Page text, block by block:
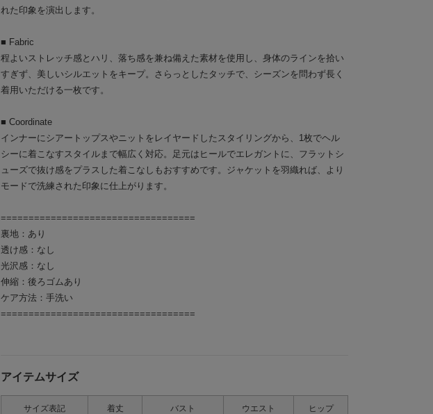
れた印象を演出します。
■ Fabric
程よいストレッチ感とハリ、落ち感を兼ね備えた素材を使用し、身体のラインを拾い
すぎず、美しいシルエットをキープ。さらっとしたタッチで、シーズンを問わず長く
着用いただける一枚です。
■ Coordinate
インナーにシアートップスやニットをレイヤードしたスタイリングから、1枚でヘル
シーに着こなすスタイルまで幅広く対応。足元はヒールでエレガントに、フラットシ
ューズで抜け感をプラスした着こなしもおすすめです。ジャケットを羽織れば、より
モードで洗練された印象に仕上がります。
===================================
裏地：あり
透け感：なし
光沢感：なし
伸縮：後ろゴムあり
ケア方法：手洗い
===================================
アイテムサイズ
サイズ表記 着丈 バスト ウエスト ヒップ